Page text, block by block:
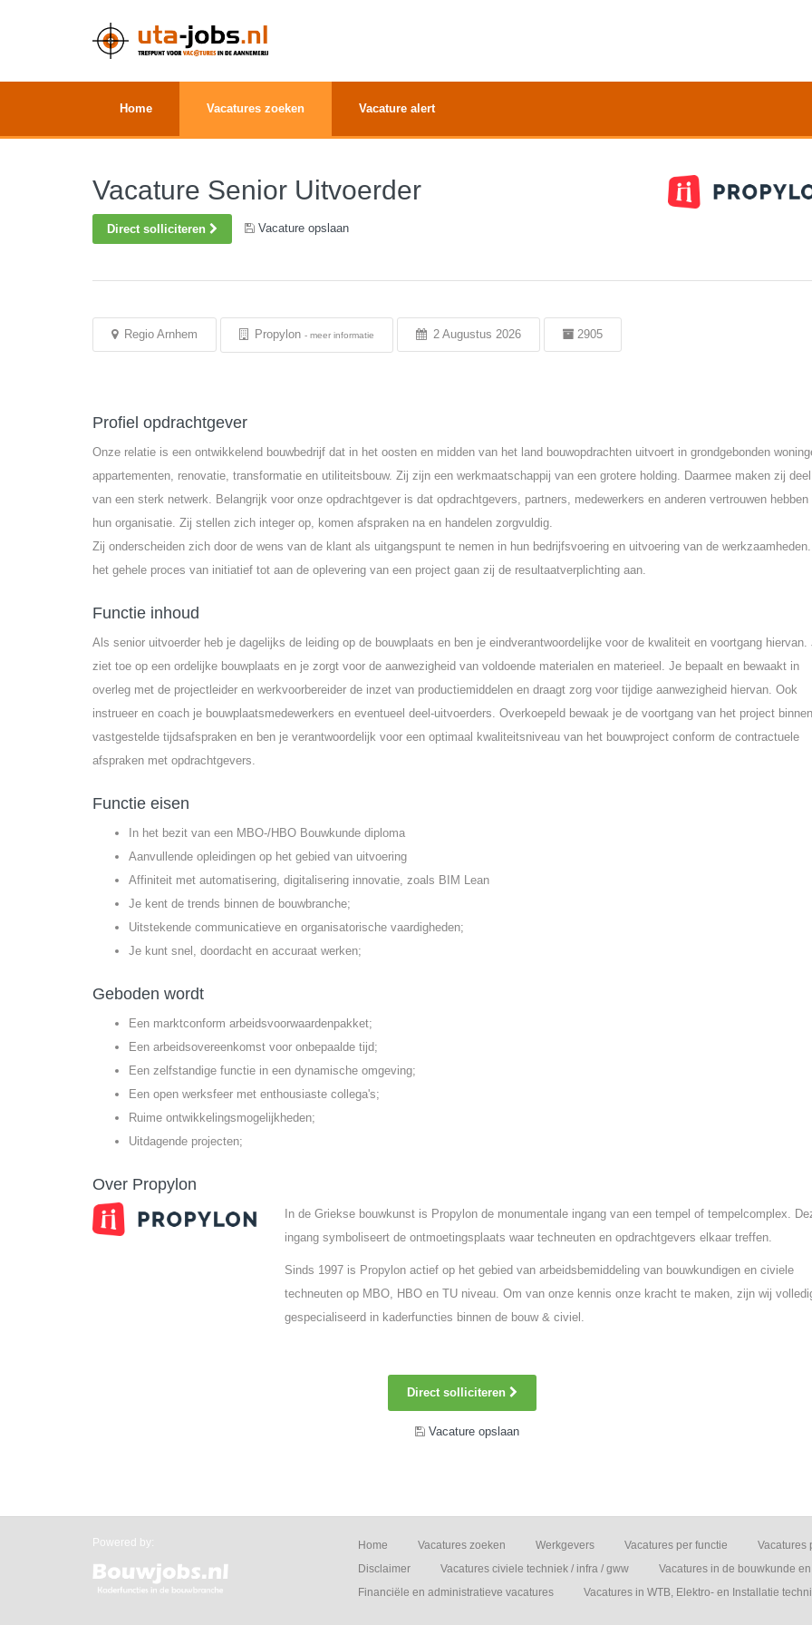
Home Vacatures zoeken Vacature alert
Vacature Senior Uitvoerder
Direct solliciteren Vacature opslaan
Regio Arnhem Propylon - meer informatie 2 Augustus 2026 2905
Profiel opdrachtgever
Onze relatie is een ontwikkelend bouwbedrijf dat in het oosten en midden van het land bouwopdrachten uitvoert in grondgebonden
appartementen, renovatie, transformatie en utiliteitsbouw. Zij zijn een werkmaatschappij van een grotere holding. Daarmee maken zij
van een sterk netwerk. Belangrijk voor onze opdrachtgever is dat opdrachtgevers, partners, medewerkers en anderen vertrouwen hebben
hun organisatie. Zij stellen zich integer op, komen afspraken na en handelen zorgvuldig.
Zij onderscheiden zich door de wens van de klant als uitgangspunt te nemen in hun bedrijfsvoering en uitvoering van de
het gehele proces van initiatief tot aan de oplevering van een project gaan zij de resultaatverplichting aan.
Functie inhoud
Als senior uitvoerder heb je dagelijks de leiding op de bouwplaats en ben je eindverantwoordelijke voor de kwaliteit en voortgang hiervan.
ziet toe op een ordelijke bouwplaats en je zorgt voor de aanwezigheid van voldoende materialen en materieel. Je bepaalt en bewaakt in
overleg met de projectleider en werkvoorbereider de inzet van productiemiddelen en draagt zorg voor tijdige aanwezigheid hiervan. Ook
instrueer en coach je bouwplaatsmedewerkers en eventueel deel-uitvoerders. Overkoepeld bewaak je de voortgang van het project binnen
vastgestelde tijdsafspraken en ben je verantwoordelijk voor een optimaal kwaliteitsniveau van het bouwproject conform de contractuele
afspraken met opdrachtgevers.
Functie eisen
In het bezit van een MBO-/HBO Bouwkunde diploma
Aanvullende opleidingen op het gebied van uitvoering
Affiniteit met automatisering, digitalisering innovatie, zoals BIM Lean
Je kent de trends binnen de bouwbranche;
Uitstekende communicatieve en organisatorische vaardigheden;
Je kunt snel, doordacht en accuraat werken;
Geboden wordt
Een marktconform arbeidsvoorwaardenpakket;
Een arbeidsovereenkomst voor onbepaalde tijd;
Een zelfstandige functie in een dynamische omgeving;
Een open werksfeer met enthousiaste collega's;
Ruime ontwikkelingsmogelijkheden;
Uitdagende projecten;
Over Propylon
In de Griekse bouwkunst is Propylon de monumentale ingang van een tempel of tempelcomplex.
ingang symboliseert de ontmoetingsplaats waar techneuten en opdrachtgevers elkaar treffen.
Sinds 1997 is Propylon actief op het gebied van arbeidsbemiddeling van bouwkundigen en civiele
techneuten op MBO, HBO en TU niveau. Om van onze kennis onze kracht te maken, zijn wij
gespecialiseerd in kaderfuncties binnen de bouw & civiel.
Direct solliciteren
Vacature opslaan
Powered by: Home Vacatures zoeken Werkgevers Vacatures per functie
Vacatures
Disclaimer
Vacatures civiele techniek / infra / gww
Vacatures in de bouwkunde
Financiële en administratieve vacatures
Vacatures in WTB, Elektro- en Installatie